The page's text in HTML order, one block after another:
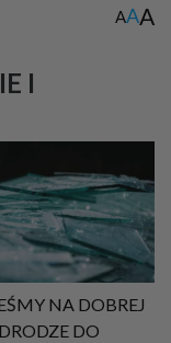
AAA
I
NA DOBREJ
DRODZE DO